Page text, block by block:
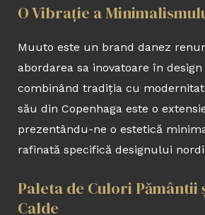
O Vibrație a
Muuto este un brand danez
abordarea sa inovatoare în
combinând tradiția cu
său din Copenhaga este o
prezentându-ne o estetică
rafinată specifică designului
Paleta de Culori Pământii
Calde